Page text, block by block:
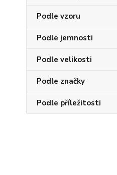
Podle vzoru
Podle jemnosti
Podle velikosti
Podle značky
Podle příležitosti